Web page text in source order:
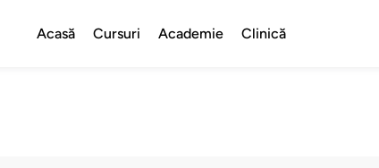
Acasă Cursuri Academie Clinică